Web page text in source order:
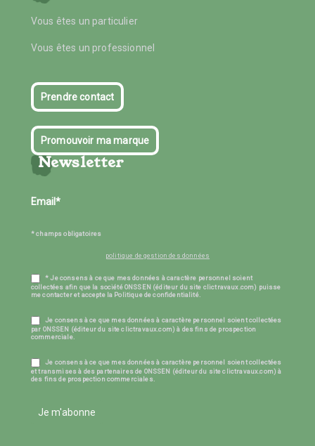
Vous êtes un particulier
Vous êtes un professionnel
Prendre contact
Promouvoir ma marque
Newsletter
* champs obligatoires
politique de gestion des données
* Je consens à ce que mes données à caractère personnel soient
collectées afin que la société ONSSEN (éditeur du site clictravaux.com) puisse
me contacter et accepte la Politique de confidentialité.
Je consens à ce que mes données à caractère personnel soient collectées
par ONSSEN (éditeur du site clictravaux.com) à des fins de prospection
commerciale.
Je consens à ce que mes données à caractère personnel soient collectées
et transmises à des partenaires de ONSSEN (éditeur du site clictravaux.com) à
des fins de prospection commerciales.
Je m'abonne